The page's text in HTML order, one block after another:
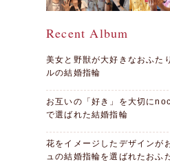
Recent Album
美女と野獣が大好きなおふた
ルの結婚指輪
お互いの「好き」を大切に
で選ばれた結婚指輪
花をイメージしたデザインが
ュの結婚指輪を選ばれたおふ